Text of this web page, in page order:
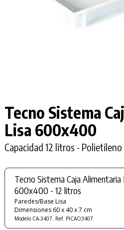
Tecno Sistema
Lisa 600x400
Capacidad 12 litros - Polietileno
Tecno Sistema Caja Alimentaria
600x400 - 12 litros
Paredes/Base Lisa
Dimensiones 60 x 40 x 7 cm
Modelo CA-3407. Ref. PICAO3407